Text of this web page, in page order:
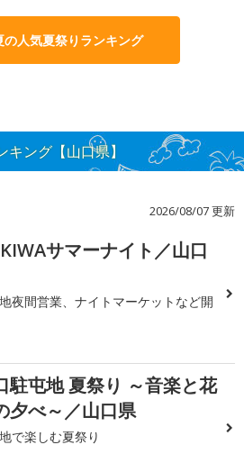
の人気夏祭りランキング
ング【山口県】
2026/08/07 更新
サマーナイト／山口
夜間営業、ナイトマーケットなど開
駐屯地 夏祭り ～音楽と花
夕べ～／山口県
で楽しむ夏祭り